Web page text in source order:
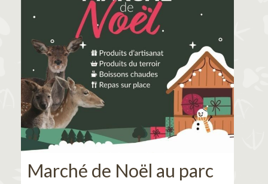
Marché de Noël au parc